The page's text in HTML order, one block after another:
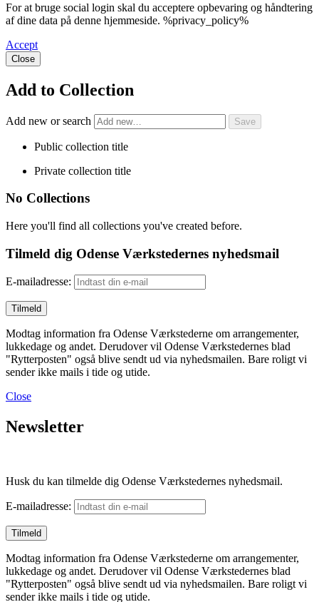
For at bruge social login skal du acceptere opbevaring og håndtering
af dine data på denne hjemmeside. %privacy_policy%
Accept
Close
Add to Collection
Add new or search
Public collection title
Private collection title
No Collections
Here you'll find all collections you've created before.
Tilmeld dig Odense Værkstedernes nyhedsmail
E-mailadresse:
Modtag information fra Odense Værkstederne om arrangementer,
lukkedage og andet. Derudover vil Odense Værkstedernes blad
"Rytterposten" også blive sendt ud via nyhedsmailen. Bare roligt vi
sender ikke mails i tide og utide.
Close
Newsletter
Husk du kan tilmelde dig Odense Værkstedernes nyhedsmail.
E-mailadresse:
Modtag information fra Odense Værkstederne om arrangementer,
lukkedage og andet. Derudover vil Odense Værkstedernes blad
"Rytterposten" også blive sendt ud via nyhedsmailen. Bare roligt vi
sender ikke mails i tide og utide.